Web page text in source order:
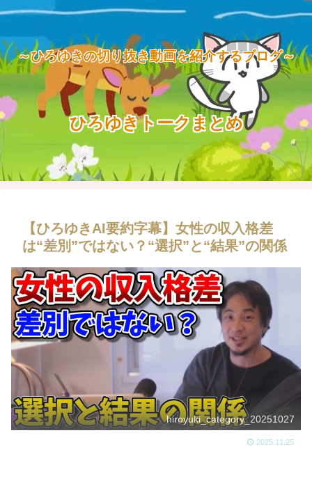
～ひろゆきの切り抜き動画を紹介するブログ～
ひろゆきトークまとめ
【ひろゆきAI要約字幕】女性の収入格差
は“差別”ではない？“選択”と“結果”の関係
hiroyuki_category_20251027
2025.11.25